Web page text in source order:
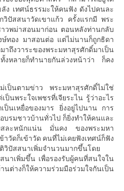
ลัง เทศน์ธรรมะให้คนฟัง ดังไปคนละ
วิปัสสนาวัดเขาแก้ว ครั้งแรกมี พระ
าวพม่าสอนมาก่อน ตอนหลังท่านกลับ
ษ์ทอง มาสอนต่อ แต่ไม่นานก็ถูกธิดา
ถึงวาระของพระมหาสุรศักดิ์มาเป็น
งหลายก็ทำนายกันล่วงหน้าว่า ก็คง
เป็นตามข่าว พระมหาสุรศักดิ์ไม่ใช่
ป็นพระใจเพชรที่เจียระไน รู้ว่าอะไร
เป็นเหยื่อของมาร ยิ่งอยู่ไปนาน การ
บรมชาวบ้านทั่วไป ก็ยิ่งทำให้คนและ
สละหนักแน่น มั่นคง ของพระมหา
าวัดก็เข้าวัด คนที่ไม่เคยฟังเทศน์ก็ฟัง
วิปัสสนาเพิ่มจำนวนมากขึ้นโดย
นาเพิ่มขึ้น เพื่อรองรับผู้คนที่สนใจใน
างก็ให้ความร่วมมือร่วมใจกันเป็น